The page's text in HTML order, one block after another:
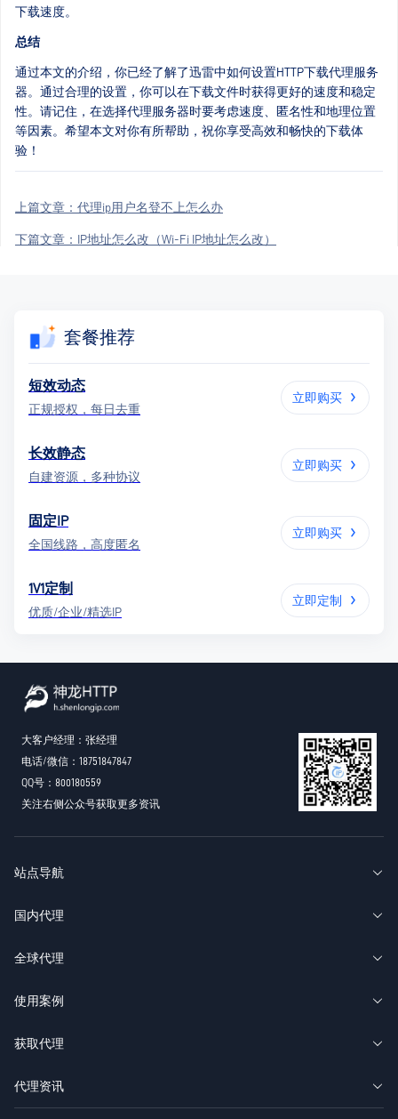
下载速度。
总结
通过本文的介绍，你已经了解了迅雷中如何设置HTTP下载代理服务
器。通过合理的设置，你可以在下载文件时获得更好的速度和稳定
性。请记住，在选择代理服务器时要考虑速度、匿名性和地理位置
等因素。希望本文对你有所帮助，祝你享受高效和畅快的下载体
验！
上篇文章： 代理ip用户名登不上怎么办
下篇文章： IP地址怎么改（Wi-Fi IP地址怎么改）
套餐推荐
短效动态
正规授权，每日去重
立即购买
长效静态
自建资源，多种协议
立即购买
固定IP
全国线路，高度匿名
立即购买
1V1定制
优质/企业/精选IP
立即定制
大客户经理：张经理
电话/微信：18751847847
QQ号：800180559
关注右侧公众号获取更多资讯
站点导航
国内代理
全球代理
使用案例
获取代理
代理资讯